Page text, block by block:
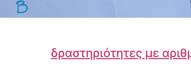
δραστηριότητες με